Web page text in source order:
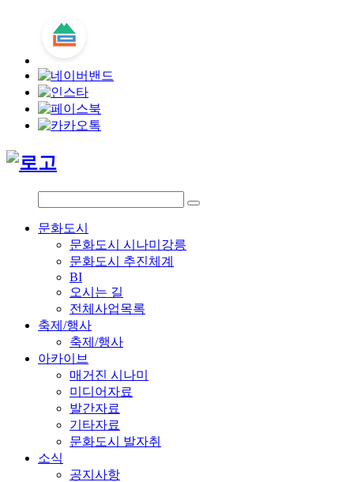
문화도시
문화도시 시나미강릉
문화도시 추진체계
BI
오시는 길
전체사업목록
축제/행사
축제/행사
아카이브
매거진 시나미
미디어자료
발간자료
기타자료
문화도시 발자취
소식
공지사항